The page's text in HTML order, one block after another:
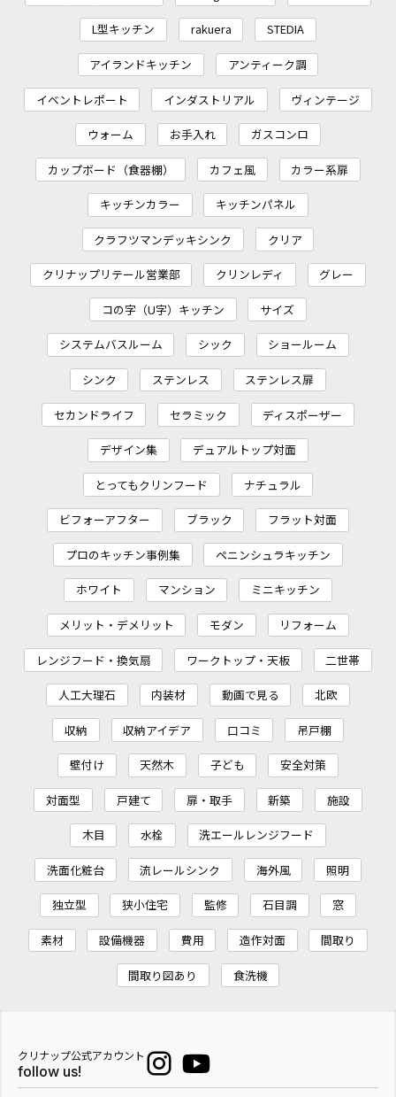
L型キッチン rakuera STEDIA
アイランドキッチン アンティーク調
イベントレポート インダストリアル ヴィンテージ
ウォーム お手入れ ガスコンロ
カップボード（食器棚） カフェ風 カラー系扉
キッチンカラー キッチンパネル
クラフツマンデッキシンク クリア
クリナップリテール営業部 クリンレディ グレー
コの字（U字）キッチン サイズ
システムバスルーム シック ショールーム
シンク ステンレス ステンレス扉
セカンドライフ セラミック ディスポーザー
デザイン集 デュアルトップ対面
とってもクリンフード ナチュラル
ビフォーアフター ブラック フラット対面
プロのキッチン事例集 ペニンシュラキッチン
ホワイト マンション ミニキッチン
メリット・デメリット モダン リフォーム
レンジフード・換気扇 ワークトップ・天板 二世帯
人工大理石 内装材 動画で見る 北欧
収納 収納アイデア 口コミ 吊戸棚
壁付け 天然木 子ども 安全対策
対面型 戸建て 扉・取手 新築 施設
木目 水栓 洗エールレンジフード
洗面化粧台 流レールシンク 海外風 照明
独立型 狭小住宅 監修 石目調 窓
素材 設備機器 費用 造作対面 間取り
間取り図あり 食洗機
クリナップ公式アカウント
follow us!